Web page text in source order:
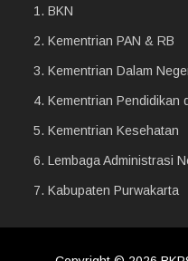
1. BKN
2. Kementrian PAN & RB
3. Kementrian Dalam
4. Kementrian Pendidikan
5. Kementrian Kesehatan
6. Lembaga Administrasi
7. Kabupaten Purwakarta